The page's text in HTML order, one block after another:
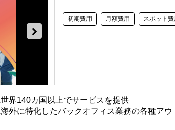
初期費用 月額費用 スポット費
世界140カ国以上でサービスを提供
海外に特化したバックオフィス業務の各種ア